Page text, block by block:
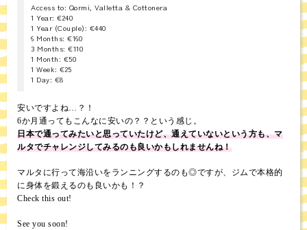
Access to: Qormi, Valletta & Cottonera
1 Year: €240
1 Year (Couple): €440
6 Months: €160
3 Months: €110
1 Month: €50
1 Week: €25
1 Day: €8
安いですよね…？！
6か月通ってもこんなに安いの？？という感じ。
日本で通ってみたいと思っていたけど、通えていないという方も、マ
ルタでチャレンジしてみるのも良いかもしれませんね！
マルタに行って海沿いをランニングするのも◎ですが、ジムで本格的
に身体を鍛えるのも良いかも！？
Check this out!
See you soon!